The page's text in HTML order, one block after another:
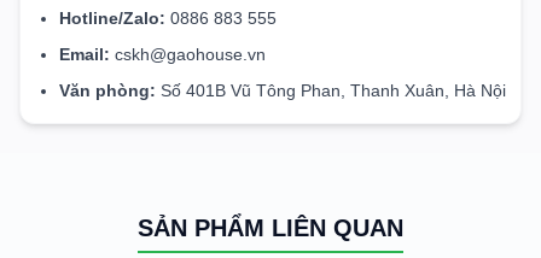
Hotline/Zalo: 0886 883 555
Email: cskh@gaohouse.vn
Văn phòng: Số 401B Vũ Tông Phan, Thanh Xuân, Hà Nội
SẢN PHẨM LIÊN QUAN